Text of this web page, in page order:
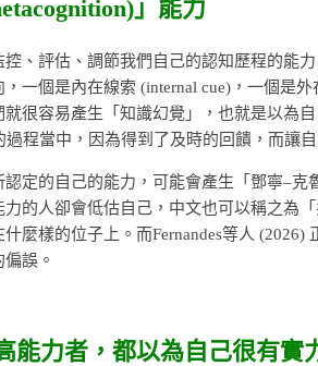
」能力
控、評估、調節我們自己的認知歷程的能
一個是內在線索 (internal cue)，一個是
很容易產生「知識幻覺」，也就是以為
過程當中，因為得到了及時的回饋，而讓
定的自己的能力，可能會產生「鄧寧–克
的人卻會低估自己，中文也可以稱之為
麼樣的位子上。而Fernandes等人 (2026)
誤。
能力者，都以為自己很有實